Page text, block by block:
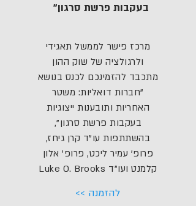
בעקבות פרשת סרגון"
מרכז פישר לממשל תאגידי
ולרגולציה של שוק ההון
מתכבד להזמינכם לכנס בנושא
"חברות דואליות: משטר
האחריות ותובענות ייצוגיות
בעקבות פרשת סרגון",
בהשתתפות עו"ד קרן גיחז,
פרופ' עמיר ליכט, פרופ' אלון
קלמנט ועו"ד Luke O. Brooks
להזמנה >>